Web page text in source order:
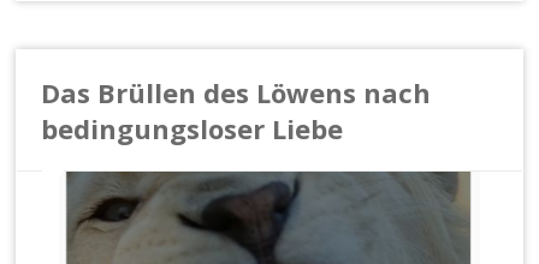
Das Brüllen des Löwens nach
bedingungsloser Liebe